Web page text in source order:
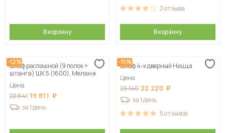
В корзину
2отзыва
В корзину
-12%
Шкаф распашной (9 полок +
штанга) ШК 5 (1600), Меланж
Цена
22 641 19 811
за 1 день
-15%
Шкаф 4-х дверный Ницца
Цена
26 140 22 220
за 1 день
5отзывов